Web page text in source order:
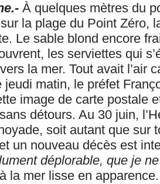
À quelques mètres du
la plage du Point Zéro,
Le sable blond encore
les serviettes qui
la mer. Tout avait l’air
jeudi matin, le préfet
image de carte postale
détours. Au 30 juin,
soit autant que sur
un nouveau décès est
déplorable, que je
la mer lisse en apparence.